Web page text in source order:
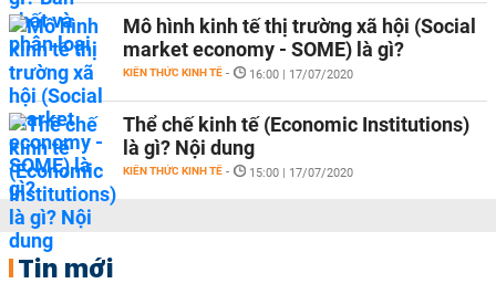
Mô hình kinh tế thị trường xã hội (Social
market economy - SOME) là gì?
KIẾN THỨC KINH TẾ - 16:00 | 17/07/2020
Thể chế kinh tế (Economic Institutions)
là gì? Nội dung
KIẾN THỨC KINH TẾ - 15:00 | 17/07/2020
Tin mới